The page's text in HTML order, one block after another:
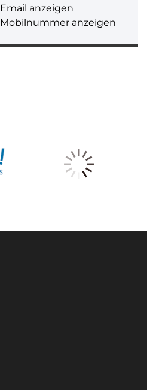
Email anzeigen
Mobilnummer anzeigen